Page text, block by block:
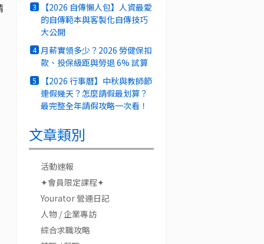
3
【2026 自傳懶人包】人資最愛
的自傳範本與客製化自傳技巧
大公開
4 月薪實領多少？2026 勞健保扣
款、投保級距與勞退 6% 試算
5
【2026 行事曆】中秋與教師節
連假幾天？怎麼請假最划算？
最完整全年請假攻略一次看！
文章類別
活動速報
✦會員限定課程✦
Yourator 營運日記
人物 / 企業專訪
綜合求職攻略